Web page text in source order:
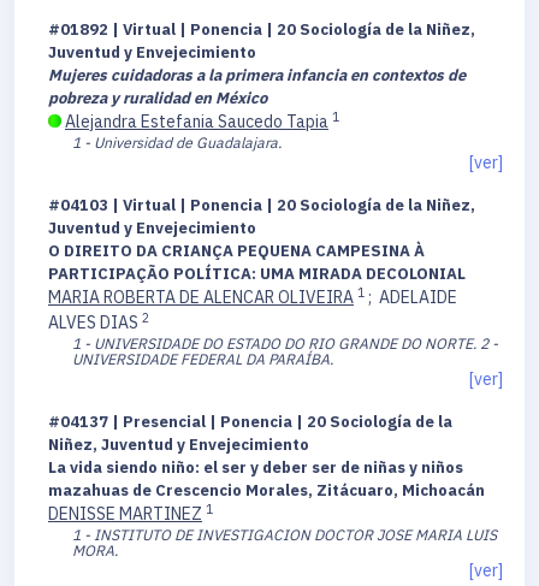
#01892 | Virtual | Ponencia | 20 Sociología de la Niñez,
Juventud y Envejecimiento
Mujeres cuidadoras a la primera infancia en contextos de
pobreza y ruralidad en México
Alejandra Estefania Saucedo Tapia 1
1 - Universidad de Guadalajara.
[ver]
#04103 | Virtual | Ponencia | 20 Sociología de la Niñez,
Juventud y Envejecimiento
O DIREITO DA CRIANÇA PEQUENA CAMPESINA À
PARTICIPAÇÃO POLÍTICA: UMA MIRADA DECOLONIAL
MARIA ROBERTA DE ALENCAR OLIVEIRA 1 ; ADELAIDE
ALVES DIAS 2
1 - UNIVERSIDADE DO ESTADO DO RIO GRANDE DO NORTE. 2 -
UNIVERSIDADE FEDERAL DA PARAÍBA.
[ver]
#04137 | Presencial | Ponencia | 20 Sociología de la
Niñez, Juventud y Envejecimiento
La vida siendo niño: el ser y deber ser de niñas y niños
mazahuas de Crescencio Morales, Zitácuaro, Michoacán
DENISSE MARTINEZ 1
1 - INSTITUTO DE INVESTIGACION DOCTOR JOSE MARIA LUIS
MORA.
[ver]